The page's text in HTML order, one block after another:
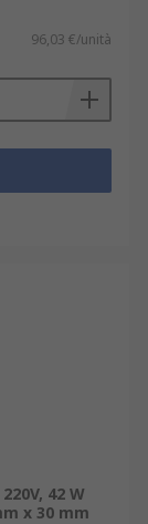
96,03 €/unità
42 W
x 30 mm